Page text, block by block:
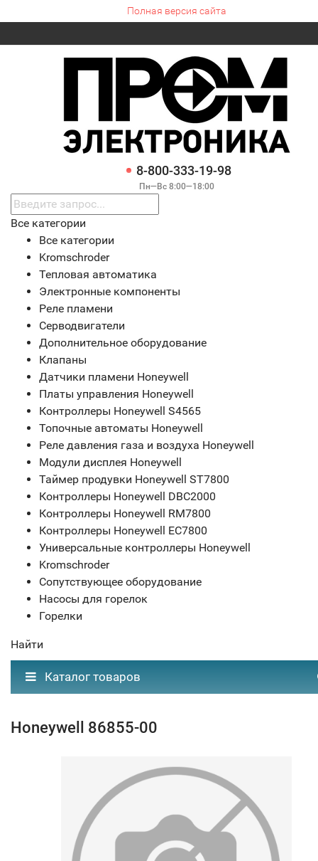
Полная версия сайта
8-800-333-19-98
Пн—Вс 8:00—18:00
Все категории
Все категории
Kromschroder
Тепловая автоматика
Электронные компоненты
Реле пламени
Серводвигатели
Дополнительное оборудование
Клапаны
Датчики пламени Honeywell
Платы управления Honeywell
Контроллеры Honeywell S4565
Топочные автоматы Honeywell
Реле давления газа и воздуха Honeywell
Модули дисплея Honeywell
Таймер продувки Honeywell ST7800
Контроллеры Honeywell DBC2000
Контроллеры Honeywell RM7800
Контроллеры Honeywell EC7800
Универсальные контроллеры Honeywell
Kromschroder
Сопутствующее оборудование
Насосы для горелок
Горелки
Найти
Каталог товаров
Honeywell 86855-00